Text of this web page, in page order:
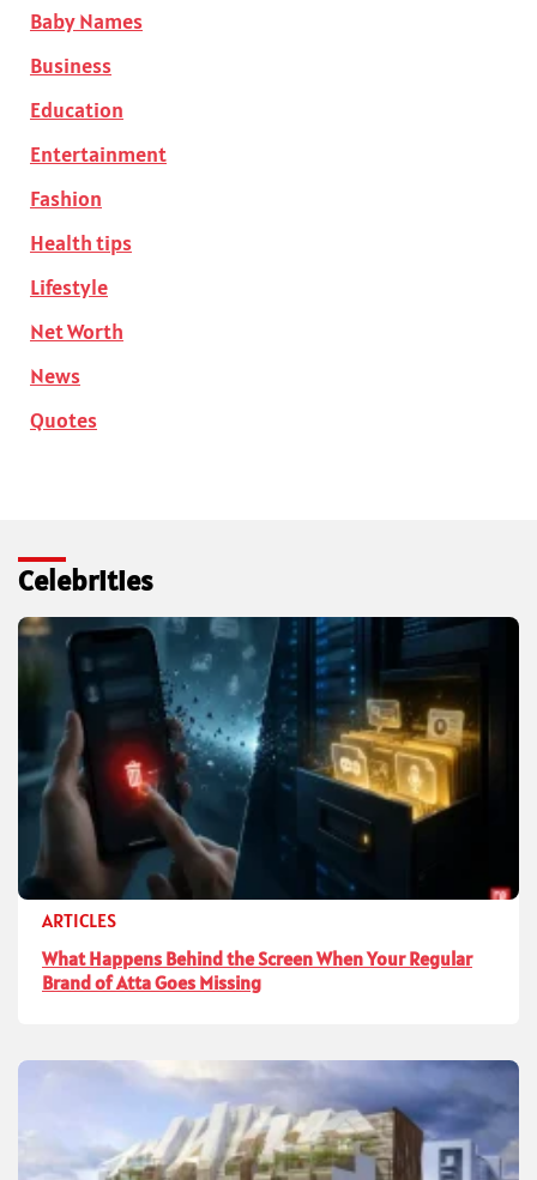
Baby Names
Business
Education
Entertainment
Fashion
Health tips
Lifestyle
Net Worth
News
Quotes
Celebrities
ARTICLES
What Happens Behind the Screen When Your Regular
Brand of Atta Goes Missing